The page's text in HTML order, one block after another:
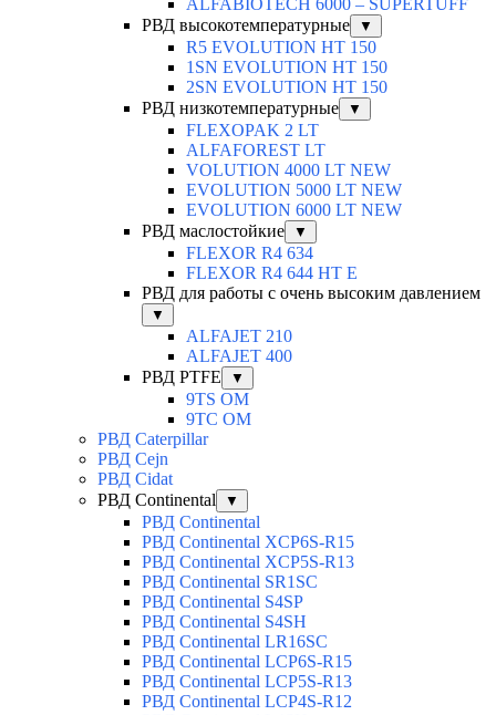
РВД высокотемпературные
▼
R5 EVOLUTION HT 150
1SN EVOLUTION HT 150
2SN EVOLUTION HT 150
РВД низкотемпературные
▼
FLEXOPAK 2 LT
ALFAFOREST LT
VOLUTION 4000 LT NEW
EVOLUTION 5000 LT NEW
EVOLUTION 6000 LT NEW
РВД маслостойкие
▼
FLEXOR R4 634
FLEXOR R4 644 HT E
РВД для работы с очень высоким давлением
▼
ALFAJET 210
ALFAJET 400
РВД PTFE
▼
9TS OM
9TC OM
РВД Caterpillar
РВД Cejn
РВД Cidat
РВД Continental
▼
РВД Continental
РВД Continental XCP6S-R15
РВД Continental XCP5S-R13
РВД Continental SR1SC
РВД Continental S4SP
РВД Continental S4SH
РВД Continental LR16SC
РВД Continental LCP6S-R15
РВД Continental LCP5S-R13
РВД Continental LCP4S-R12